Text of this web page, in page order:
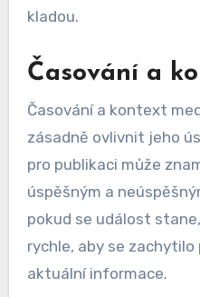
kladou.
Časování a
Časování a kontext
zásadně ovlivnit jeho
pro publikaci může
úspěšným a
pokud se událost
rychle, aby se
aktuální informace.